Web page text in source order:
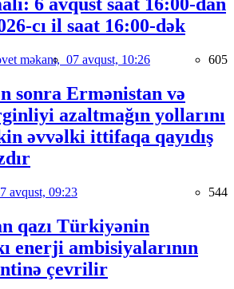
cı il saat 16:00-dək
məkanı, 07 avqust, 10:26 605
sonra Ermənistan və
azaltmağın yollarını
əvvəlki ittifaqa qayıdış
avqust, 09:23 544
qazı Türkiyənin
enerji ambisiyalarının
çevrilir